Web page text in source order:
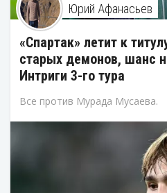
Юрий Афанасьев
«Спартак» летит к
старых демонов, шанс
Интриги 3-го тура
Все против Мурада Мусаева.